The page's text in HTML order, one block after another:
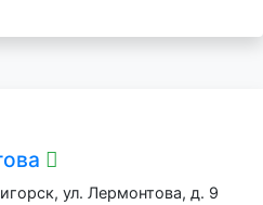
ул. Лермонтова, д. 9